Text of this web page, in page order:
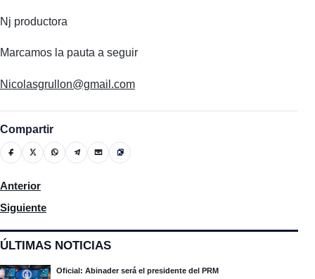
ÚLTIMAS NOTICIAS
Oficial: Abinader será el presidente del PRM
Nj productora
Marcamos la pauta a seguir
Nicolasgrullon@gmail.com
Compartir
Artículo anterior: Vendedores del Mercado Nuevo en Moca
Anterior
Artículo siguiente: Entregan a la justicia de Moca a Michael de
Siguiente